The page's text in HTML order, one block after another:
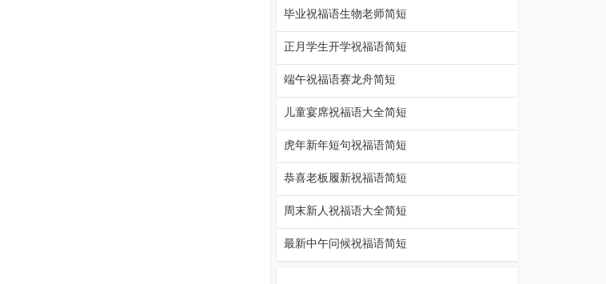
毕业祝福语生物老师简短
正月学生开学祝福语简短
端午祝福语赛龙舟简短
儿童宴席祝福语大全简短
虎年新年短句祝福语简短
恭喜老板履新祝福语简短
周末新人祝福语大全简短
最新中午问候祝福语简短